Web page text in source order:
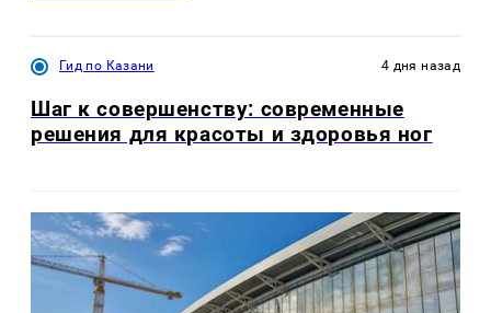
Гид по Казани 4 дня назад
Шаг к совершенству: современные
решения для красоты и здоровья ног